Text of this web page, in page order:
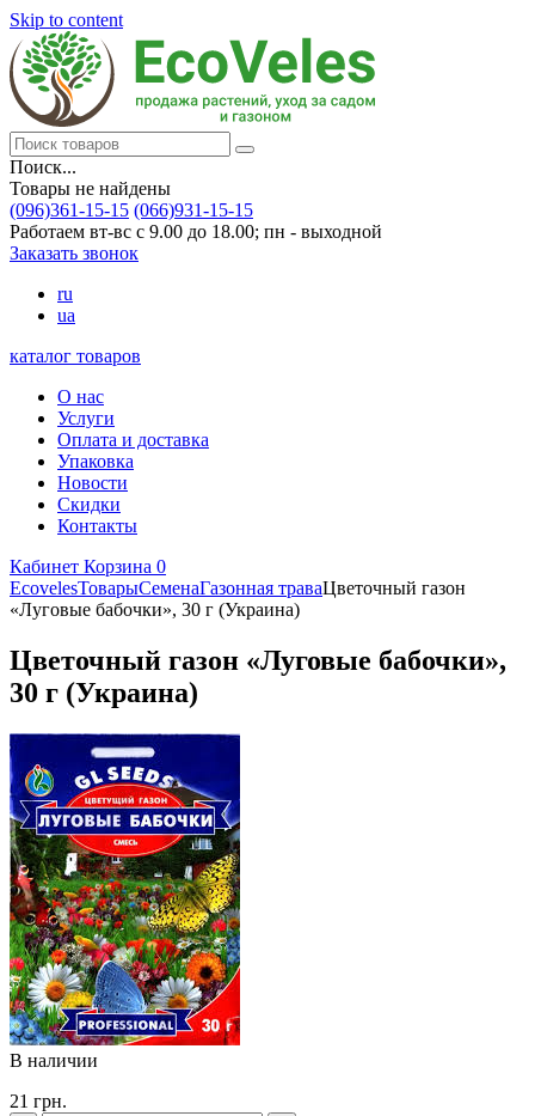
Skip to content
Поиск...
Товары не найдены
(096)361-15-15 (066)931-15-15
Работаем вт-вс с 9.00 до 18.00; пн - выходной
Заказать звонок
ru
ua
каталог товаров
О нас
Услуги
Оплата и доставка
Упаковка
Новости
Скидки
Контакты
Кабинет Корзина 0
EcovelesТоварыСеменаГазонная траваЦветочный газон
«Луговые бабочки», 30 г (Украина)
Цветочный газон «Луговые бабочки»,
30 г (Украина)
В наличии
21 грн.